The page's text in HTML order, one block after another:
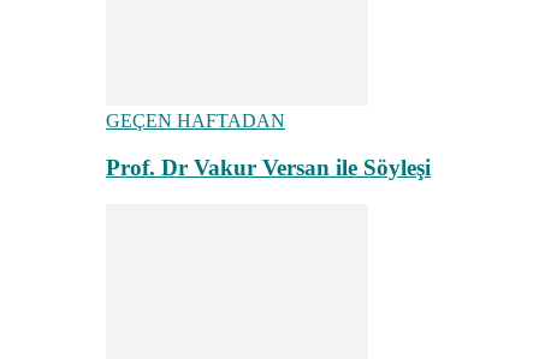
GEÇEN HAFTADAN
Prof. Dr Vakur Versan ile Söyleşi